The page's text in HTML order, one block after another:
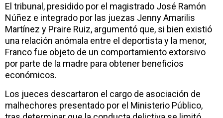
El tribunal, presidido por el magistrado José Ramón
Núñez e integrado por las juezas Jenny Amarilis
Martínez y Praire Ruiz, argumentó que, si bien existió
una relación anómala entre el deportista y la menor,
Franco fue objeto de un comportamiento extorsivo
por parte de la madre para obtener beneficios
económicos.
Los jueces descartaron el cargo de asociación de
malhechores presentado por el Ministerio Público,